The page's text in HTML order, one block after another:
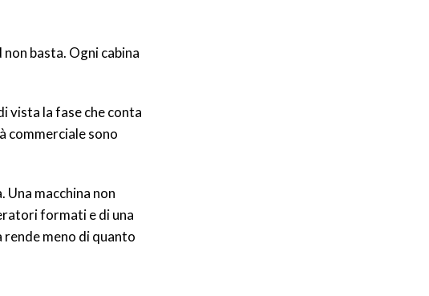
basta. Ogni cabina
vista la fase che conta
commerciale sono
macchina non
formati e di una
meno di quanto